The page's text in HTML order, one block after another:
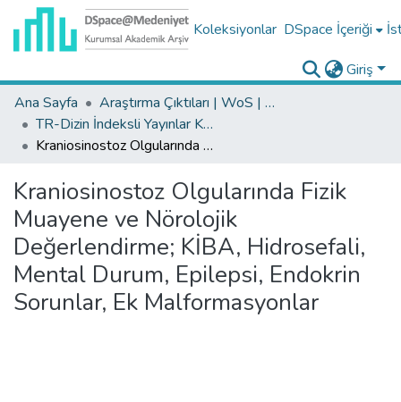
Koleksiyonlar DSpace İçeriği
Giriş
Ana Sayfa
Araştırma Çıktıları | WoS | Scopus | TR-Dizin | PubMed
TR-Dizin İndeksli Yayınlar Koleksiyonu
Kraniosinostoz Olgularında Fizik Muayene ve Nörolojik Değerlendirme; KİBA, Hidrosefali, Mental Durum, Epilepsi, Endokrin Sorunlar, Ek Malformasyonlar
Kraniosinostoz Olgularında Fizik
Muayene ve Nörolojik
Değerlendirme; KİBA, Hidrosefali,
Mental Durum, Epilepsi, Endokrin
Sorunlar, Ek Malformasyonlar